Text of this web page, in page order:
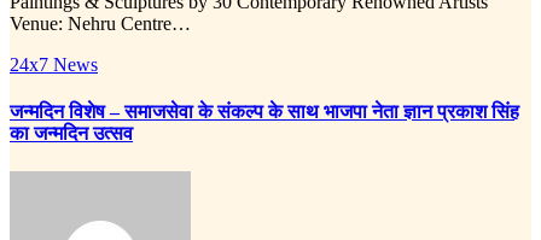
Venue: Nehru Centre…
24x7 News
जन्मदिन विशेष – समाजसेवा के संकल्प के साथ भाजपा नेता ज्ञान प्रकाश सिंह
का जन्मदिन उत्सव